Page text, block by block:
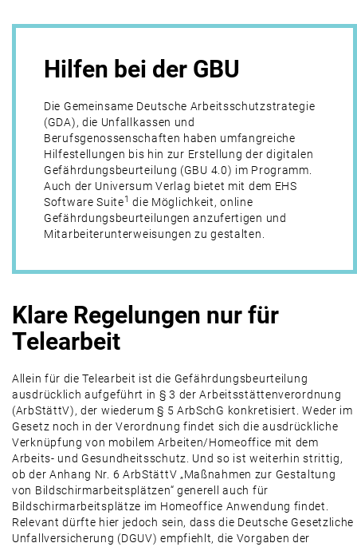
Hilfen bei der GBU
Die Gemeinsame Deutsche Arbeitsschutzstrategie
(GDA), die Un­fall­kassen und
Berufsgenossenschaften haben umfangreiche
Hilfestellungen bis hin zur Erstellung der digitalen
Gefährdungsbeurteilung (GBU 4.0) im Programm.
Auch der Universum Verlag bietet mit dem EHS
Software Suite1 die Möglichkeit, online
Gefährdungsbeurteilungen anzufertigen und
Mitarbeiterunterweisungen zu gestalten.
Klare Regelungen nur für
Telearbeit
Allein für die Telearbeit ist die Gefährdungsbeurteilung
ausdrücklich aufgeführt in § 3 der Arbeitsstättenverordnung
(ArbStättV), der wiederum § 5 ArbSchG konkretisiert. Weder im
Gesetz noch in der Verordnung findet sich die ausdrückliche
Verknüpfung von mobilem Arbeiten/Homeoffice mit dem
Arbeits- und Gesundheitsschutz. Und so ist weiterhin strittig,
ob der Anhang Nr. 6 ArbStättV „Maßnahmen zur Gestaltung
von Bildschirmarbeitsplätzen“ generell auch für
Bildschirmarbeitsplätze im Homeoffice Anwendung findet.
Relevant dürfte hier jedoch sein, dass die Deutsche Gesetzliche
Unfallversicherung (DGUV) empfiehlt, die Vorgaben der